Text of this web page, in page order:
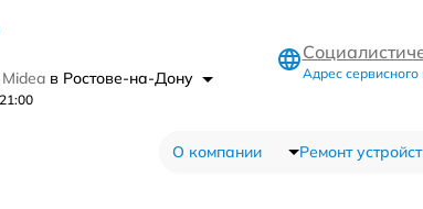
в Ростове-на-Дону Адрес сервисного
О компании Ремонт